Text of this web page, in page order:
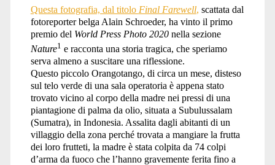
Questa fotografia, dal titolo Final Farewell, scattata dal
fotoreporter belga Alain Schroeder, ha vinto il primo
premio del World Press Photo 2020nella sezione
Nature1 e racconta una storia tragica, che speriamo
serva almeno a suscitare una riflessione.
Questo piccolo Orangotango, di circa un mese, disteso
sul telo verde di una sala operatoria è appena stato
trovato vicino al corpo della madre nei pressi di una
piantagione di palma da olio, situata a Subulussalam
(Sumatra), in Indonesia. Assalita dagli abitanti di un
villaggio della zona perché trovata a mangiare la frutta
dei loro frutteti, la madre è stata colpita da 74 colpi
d’arma da fuoco che l’hanno gravemente ferita fino a